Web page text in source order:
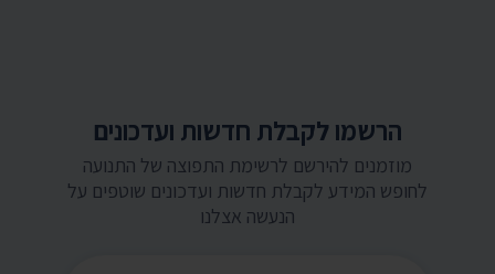
הרשמו לקבלת חדשות ועדכונים
מוזמנים להירשם לרשימת התפוצה של התנועה
לחופש המידע לקבלת חדשות ועדכונים שוטפים על
הנעשה אצלנו